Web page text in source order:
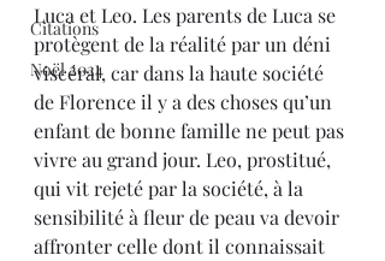
Citations
Noël 2024
Luca et Leo. Les parents de Luca se
protègent de la réalité par un déni
viscéral, car dans la haute société
de Florence il y a des choses qu’un
enfant de bonne famille ne peut pas
vivre au grand jour. Leo, prostitué,
qui vit rejeté par la société, à la
sensibilité à fleur de peau va devoir
affronter celle dont il connaissait